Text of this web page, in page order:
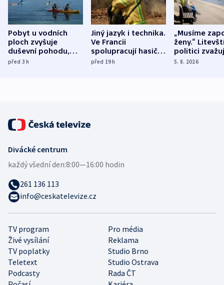
Pobyt u vodních
ploch zvyšuje
duševní pohodu,
ukázala
před 3h
Jiný jazyk i technika.
Ve Francii
spolupracují hasiči z
různých zemí
před 19h
„Musíme
ženy.“
politici
dohodu o
5. 8. 2026
TV program
Pro média
Živé vysílání
Reklama
TV poplatky
Studio Brno
Teletext
Studio Ostrava
Podcasty
Rada ČT
Divácké centrum
každý všední den:8:00—16:00 hodin
261 136 113
info@ceskatelevize.cz